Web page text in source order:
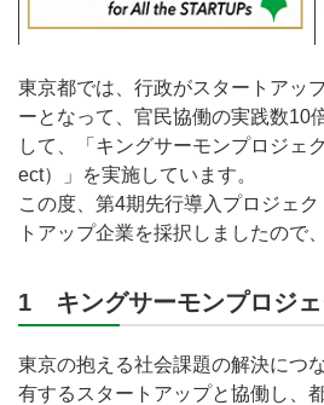
東京都では、行政がスタートアッ
ーとなって、官民協働の実践数10
して、「キングサーモンプロジェ
ect）」を実施しています。
この度、第4期先行導入プロジェ
トアップ企業を採択しましたので
1 キングサーモンプロジ
東京の抱える社会課題の解決につ
有するスタートアップと協働し、